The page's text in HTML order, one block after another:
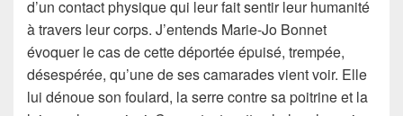
d’un contact physique qui leur fait sentir leur humanité
à travers leur corps. J’entends Marie-Jo Bonnet
évoquer le cas de cette déportée épuisé, trempée,
désespérée, qu’une de ses camarades vient voir. Elle
lui dénoue son foulard, la serre contre sa poitrine et la